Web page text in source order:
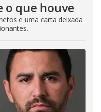
o que houve
e uma carta deixada